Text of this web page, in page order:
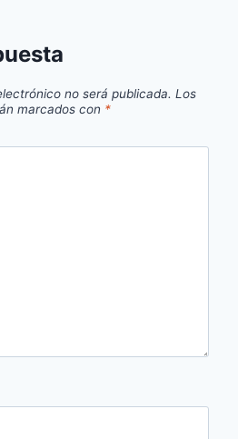
no será publicada. Los
marcados con *